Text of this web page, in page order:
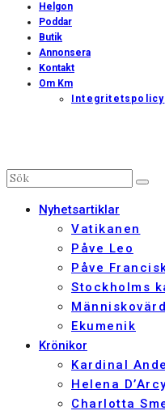
Helgon
Poddar
Butik
Annonsera
Kontakt
Om Km
Integritetspolicy
Nyhetsartiklar
Vatikanen
Påve Leo
Påve
Stockholms
Ekumenik
Krönikor
Kardinal
Helena
Charlotta